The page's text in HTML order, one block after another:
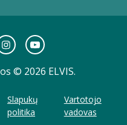
© 2026 ELVIS.
Slapukų
politika
Vartotojo
vadovas